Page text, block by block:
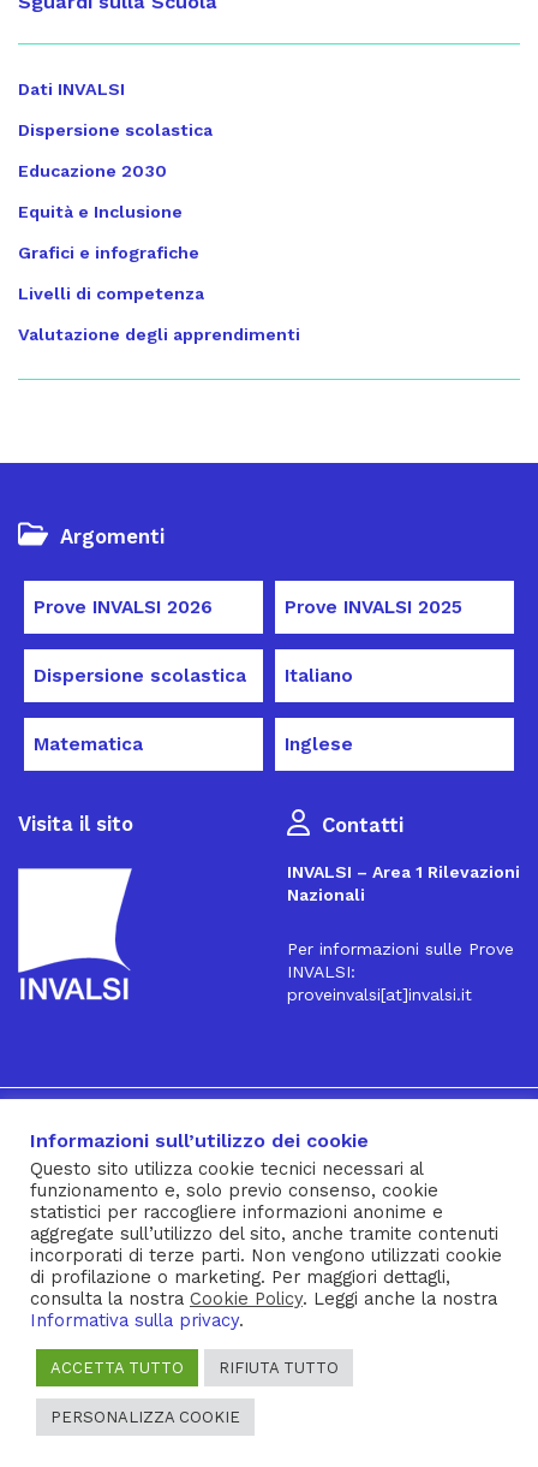
Dati INVALSI
Dispersione scolastica
Educazione 2030
Equità e Inclusione
Grafici e infografiche
Livelli di competenza
Valutazione degli apprendimenti
Argomenti
Prove INVALSI 2026 Prove INVALSI 2025
Dispersione scolastica Italiano
Matematica Inglese
Visita il sito Contatti
INVALSI – Area 1 Rilevazioni
Nazionali
Per informazioni sulle Prove
INVALSI:
proveinvalsi[at]invalsi.it
Iscriviti alla Newsletter
® INVALSI – Via Ippolito Nievo, 35 – 00153 ROMA – tel. 06
941851 – fax 06 94185215 – c.f. 92000450582
Privacy Policy– Cookie Policy –Note Legali–Social Media
Policy
Informazioni sull’utilizzo dei cookie
Questo sito utilizza cookie tecnici necessari al
funzionamento e, solo previo consenso, cookie
statistici per raccogliere informazioni anonime e
aggregate sull’utilizzo del sito, anche tramite contenuti
incorporati di terze parti. Non vengono utilizzati cookie
di profilazione o marketing. Per maggiori dettagli,
consulta la nostra Cookie Policy. Leggi anche la nostra
Informativa sulla privacy.
ACCETTA TUTTO RIFIUTA TUTTO
PERSONALIZZA COOKIE